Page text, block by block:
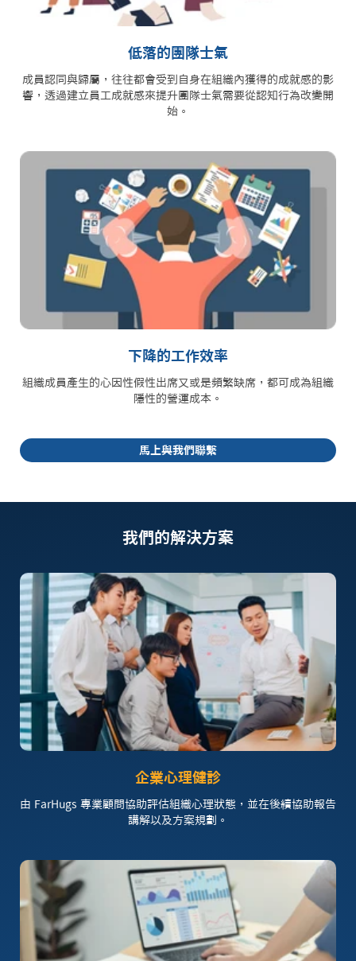
低落的團隊士氣
成員認同與歸屬，往往都會受到自身在組織內獲得的成就感的影
響，透過建立員工成就感來提升團隊士氣需要從認知行為改變開
始。
下降的工作效率
組織成員產生的心因性假性出席又或是頻繁缺席，都可成為組織
隱性的營運成本。
馬上與我們聯繫
我們的解決方案
企業心理健診
由 FarHugs 專業顧問協助評估組織心理狀態，並在後續協助報告
講解以及方案規劃。